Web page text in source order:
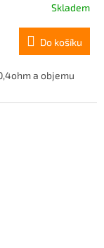
Skladem
Do košíku
a objemu